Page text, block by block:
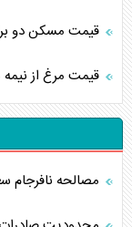
قیمت مسکن دو
قیمت مرغ از نیمه
مصالحه نافرجام